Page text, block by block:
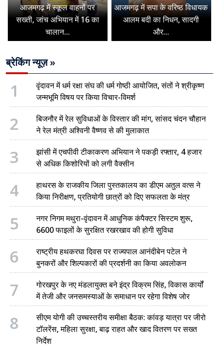
आजमगढ़ में स्कूल वाहनों पर
सख्ती, जांच अभियान में 16 का
चालान...
आजमगढ़ में सपा के वरिष्ठ विधायक
आलम बदी का निधन, सादगी
और...
ब्रेकिंग न्यूज़ »
1
वृंदावन में धर्म रक्षा संघ की धर्म गोष्ठी आयोजित, संतों ने श्रीकृष्ण
जन्मभूमि विषय पर किया विचार-विमर्श
2
बिजनौर में रेल सुविधाओं के विस्तार की मांग, सांसद चंदन चौहान
ने रेल मंत्री अश्विनी वैष्णव से की मुलाकात
3
झांसी में एचपीवी टीकाकरण अभियान ने पकड़ी रफ्तार, 4 हजार
से अधिक किशोरियों को लगी वैक्सीन
4
हाथरस के राजकीय जिला पुस्तकालय का डीएम अतुल वत्स ने
किया निरीक्षण, प्रतियोगी छात्रों को दिए सफलता के मंत्र
5
नगर निगम मथुरा-वृंदावन में आधुनिक कंपैक्टर सिस्टम शुरू,
6600 फाइलों के सुरक्षित रखरखाव की होगी सुविधा
6
राष्ट्रीय हथकरघा दिवस पर राज्यपाल आनंदीबेन पटेल ने
बुनकरों और शिल्पकारों की प्रदर्शनी का किया अवलोकन
7
गोरखपुर के नए मंडलायुक्त बने इंद्र विक्रम सिंह, विकास कार्यों
में तेजी और जनसमस्याओं के समाधान पर रहेगा विशेष जोर
8
सीएम योगी की उच्चस्तरीय समीक्षा बैठक: कांवड़ यात्रा पर जीरो
टॉलरेंस, महिला सुरक्षा, बाढ़ राहत और खाद वितरण पर सख्त
निर्देश